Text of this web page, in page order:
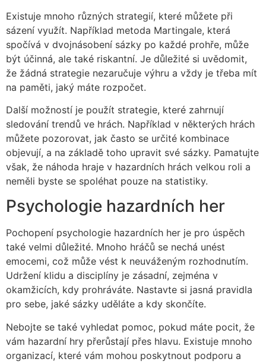
Existuje mnoho různých strategií, které můžete při
sázení využít. Například metoda Martingale, která
spočívá v dvojnásobení sázky po každé prohře, může
být účinná, ale také riskantní. Je důležité si uvědomit,
že žádná strategie nezaručuje výhru a vždy je třeba mít
na paměti, jaký máte rozpočet.
Další možností je použít strategie, které zahrnují
sledování trendů ve hrách. Například v některých hrách
můžete pozorovat, jak často se určité kombinace
objevují, a na základě toho upravit své sázky. Pamatujte
však, že náhoda hraje v hazardních hrách velkou roli a
neměli byste se spoléhat pouze na statistiky.
Psychologie hazardních her
Pochopení psychologie hazardních her je pro úspěch
také velmi důležité. Mnoho hráčů se nechá unést
emocemi, což může vést k neuváženým rozhodnutím.
Udržení klidu a disciplíny je zásadní, zejména v
okamžicích, kdy prohráváte. Nastavte si jasná pravidla
pro sebe, jaké sázky uděláte a kdy skončíte.
Nebojte se také vyhledat pomoc, pokud máte pocit, že
vám hazardní hry přerůstají přes hlavu. Existuje mnoho
organizací, které vám mohou poskytnout podporu a